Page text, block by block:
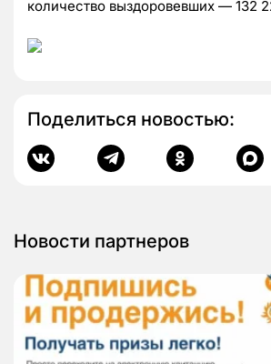
количество выздоровевших — 132
Поделиться новостью:
Новости партнеров